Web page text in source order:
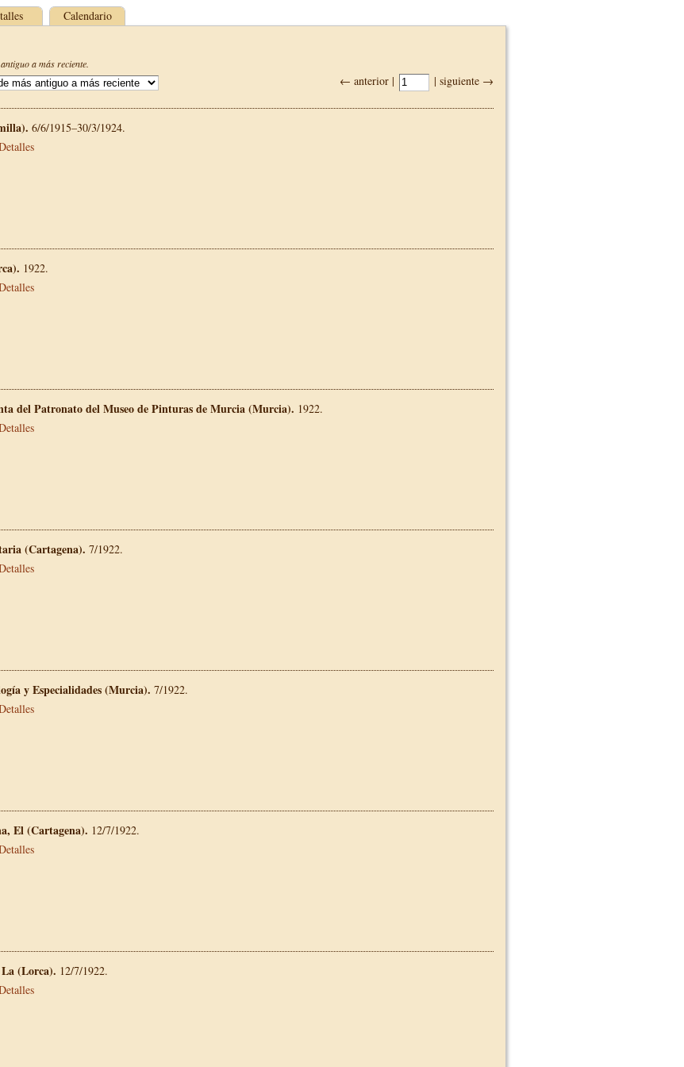
Calendario
a más reciente.
← anterior | | siguiente →
6/6/1915–30/3/1924.
1922.
del Patronato del Museo de Pinturas de Murcia (Murcia). 1922.
(Cartagena). 7/1922.
y Especialidades (Murcia). 7/1922.
El (Cartagena). 12/7/1922.
(Lorca). 12/7/1922.